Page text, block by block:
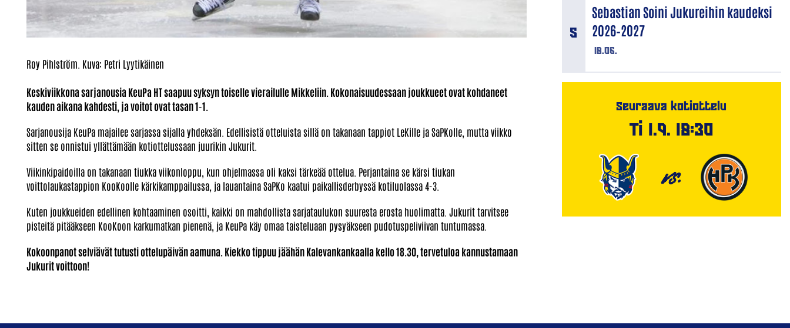
Roy Pihlström. Kuva: Petri Lyytikäinen
Keskiviikkona sarjanousia KeuPa HT saapuu syksyn toiselle vierailulle Mikkeliin. Kokonaisuudessaan joukkueet ovat kohdaneet
kauden aikana kahdesti, ja voitot ovat tasan 1-1.
Sarjanousija KeuPa majailee sarjassa sijalla yhdeksän. Edellisistä otteluista sillä on takanaan tappiot LeKille ja SaPKolle, mutta viikko
sitten se onnistui yllättämään kotiottelussaan juurikin Jukurit.
Viikinkipaidoilla on takanaan tiukka viikonloppu, kun ohjelmassa oli kaksi tärkeää ottelua. Perjantaina se kärsi tiukan
voittolaukastappion KooKoolle kärkikamppailussa, ja lauantaina SaPKo kaatui paikallisderbyssä kotiluolassa 4-3.
Kuten joukkueiden edellinen kohtaaminen osoitti, kaikki on mahdollista sarjataulukon suuresta erosta huolimatta. Jukurit tarvitsee
pisteitä pitääkseen KooKoon karkumatkan pienenä, ja KeuPa käy omaa taisteluaan pysyäkseen pudotuspeliviivan tuntumassa.
Kokoonpanot selviävät tutusti ottelupäivän aamuna. Kiekko tippuu jäähän Kalevankankaalla kello 18.30, tervetuloa kannustamaan
Jukurit voittoon!
18.06.
Sebastian Soini Jukureihin kaudeksi
2026–2027
Seuraava kotiottelu
Ti 1.9. 18:30
VS.